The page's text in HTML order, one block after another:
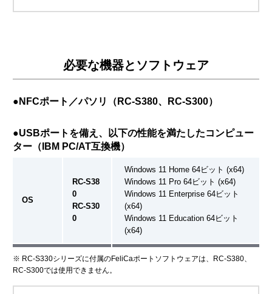
必要な機器とソフトウェア
●NFCポート／パソリ（RC-S380、RC-S300）
●USBポートを備え、以下の性能を満たしたコンピュー
ター（IBM PC/AT互換機）
OS
RC-S38
0
RC-S30
0
Windows 11 Home 64ビット (x64)
Windows 11 Pro 64ビット (x64)
Windows 11 Enterprise 64ビット
(x64)
Windows 11 Education 64ビット
(x64)
※ RC-S330シリーズに付属のFeliCaポートソフトウェアは、RC-S380、
RC-S300では使用できません。